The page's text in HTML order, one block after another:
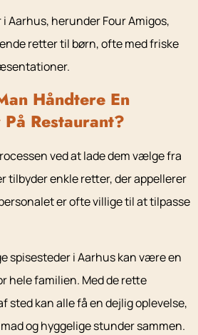
Aarhus, herunder Four Amigos,
retter til børn, ofte med friske
Håndtere En
Restaurant?
ved at lade dem vælge fra
tilbyder enkle retter, der appellerer
er ofte villige til at tilpasse
spisesteder i Aarhus kan være en
hele familien. Med de rette
sted kan alle få en dejlig oplevelse,
og hyggelige stunder sammen.